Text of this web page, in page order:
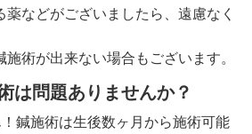
などがございましたら、遠慮なく
術が出来ない場合もございます。
は問題ありませんか？
鍼施術は生後数ヶ月から施術可能